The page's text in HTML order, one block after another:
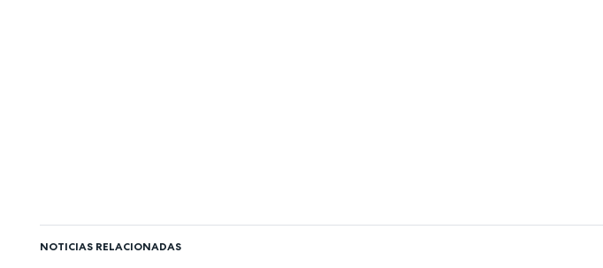
NOTICIAS RELACIONADAS